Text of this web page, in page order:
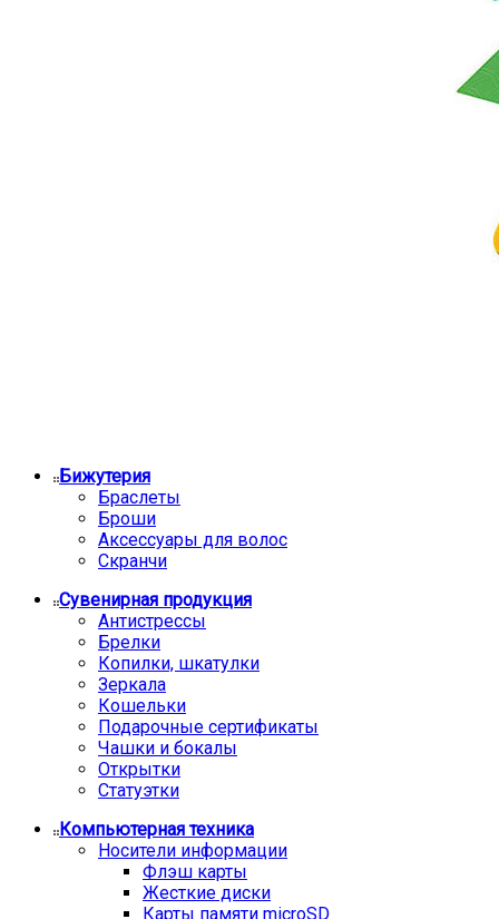
Бижутерия
Браслеты
Броши
Аксессуары для волос
Скранчи
Сувенирная продукция
Антистрессы
Брелки
Копилки, шкатулки
Зеркала
Кошельки
Подарочные сертификаты
Чашки и бокалы
Открытки
Статуэтки
Компьютерная техника
Носители информации
Флэш карты
Жесткие диски
Карты памяти microSD